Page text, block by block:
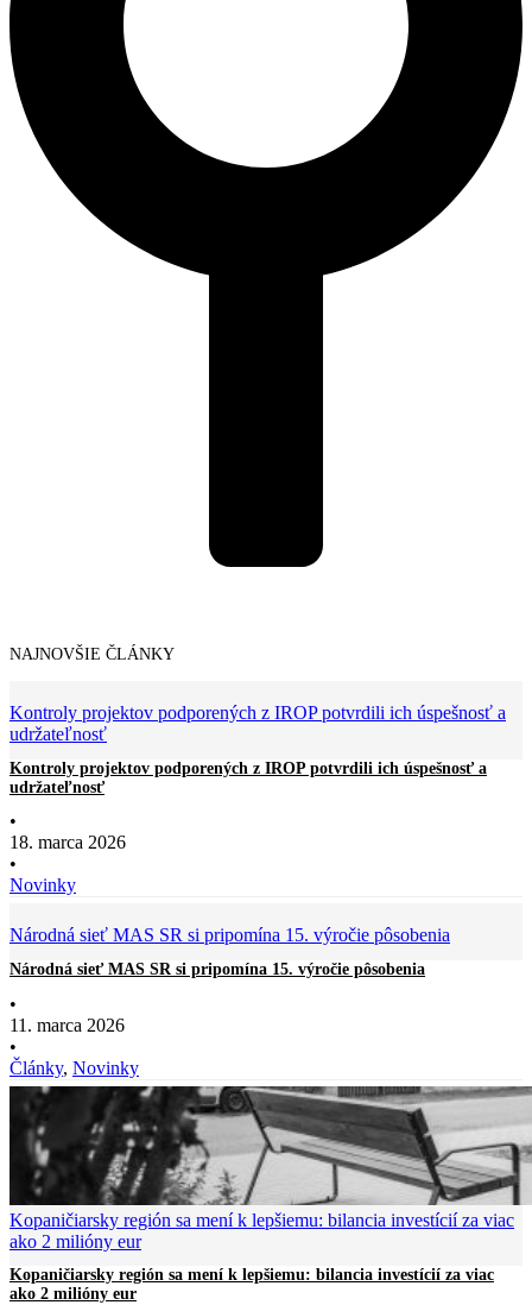
NAJNOVŠIE ČLÁNKY
Kontroly projektov podporených z IROP potvrdili ich úspešnosť a
udržateľnosť
Kontroly projektov podporených z IROP potvrdili ich úspešnosť a
udržateľnosť
•
18. marca 2026
•
Novinky
Národná sieť MAS SR si pripomína 15. výročie pôsobenia
Národná sieť MAS SR si pripomína 15. výročie pôsobenia
•
11. marca 2026
•
Články, Novinky
Kopaničiarsky región sa mení k lepšiemu: bilancia investícií za viac
ako 2 milióny eur
Kopaničiarsky región sa mení k lepšiemu: bilancia investícií za viac
ako 2 milióny eur